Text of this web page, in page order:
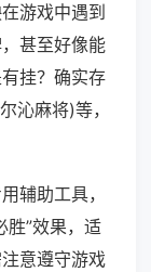
游戏中遇到
甚至好像能
挂？确实存
沁麻将)等，
辅助工具，
胜”效果，适
意遵守游戏